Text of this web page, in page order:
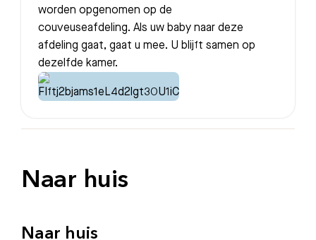
worden opgenomen op de
couveuseafdeling. Als uw baby naar deze
afdeling gaat, gaat u mee. U blijft samen op
dezelfde kamer.
Naar huis
Naar huis